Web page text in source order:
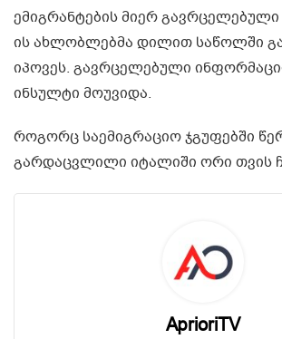
ემიგრანტების მიერ
ის ახლობლებმა დილით საწოლში
იპოვეს. გავრცელებული
ინსულტი მოუვიდა.
როგორც საემიგრაციო ჯგუფებში
გარდაცვლილი იტალიში ორი თვის
AprioriTV